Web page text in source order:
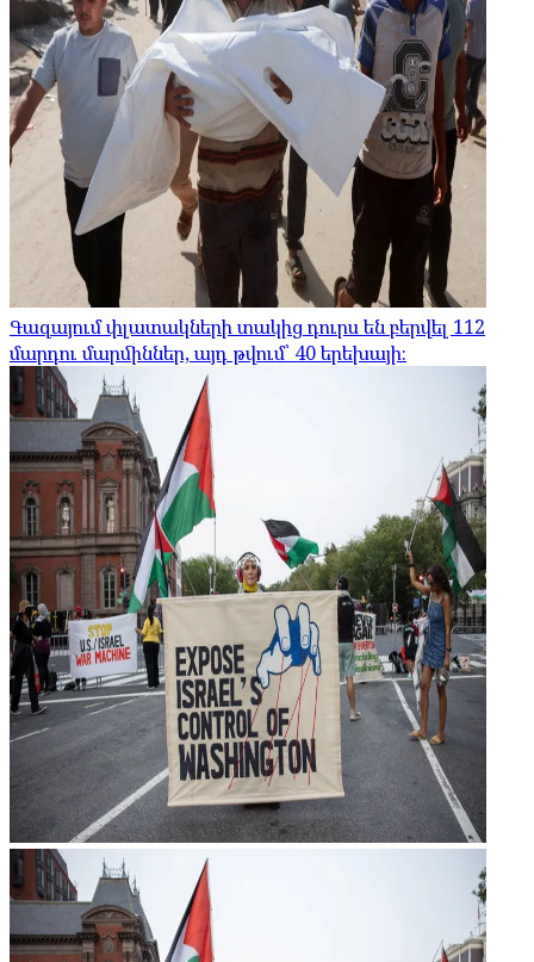
Գազայում փլատակների տակից դուրս են բերվել 112
մարդու մարմիններ, այդ թվում՝ 40 երեխայի։